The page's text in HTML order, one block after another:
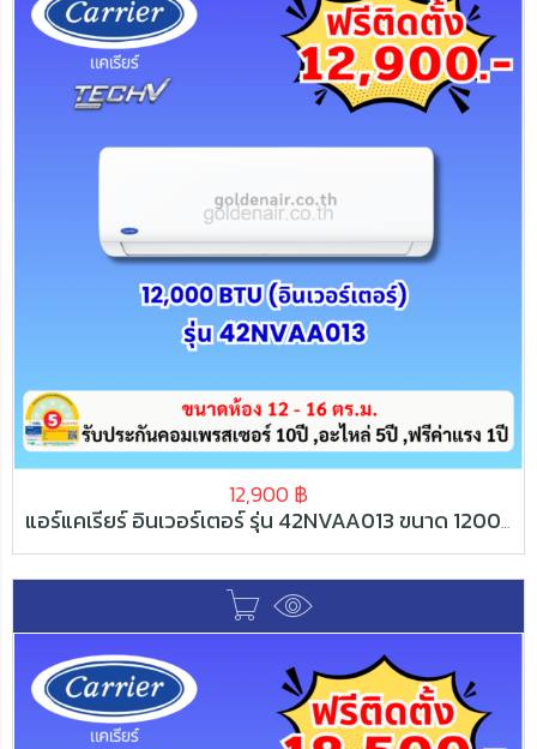
12,900 ฿
แอร์แคเรียร์ อินเวอร์เตอร์ รุ่น 42NVAA013 ขนาด 12000 BTU